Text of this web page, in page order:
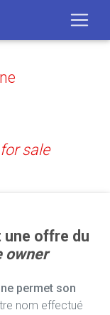
sale
une offre du
owner
permet son
nom effectué